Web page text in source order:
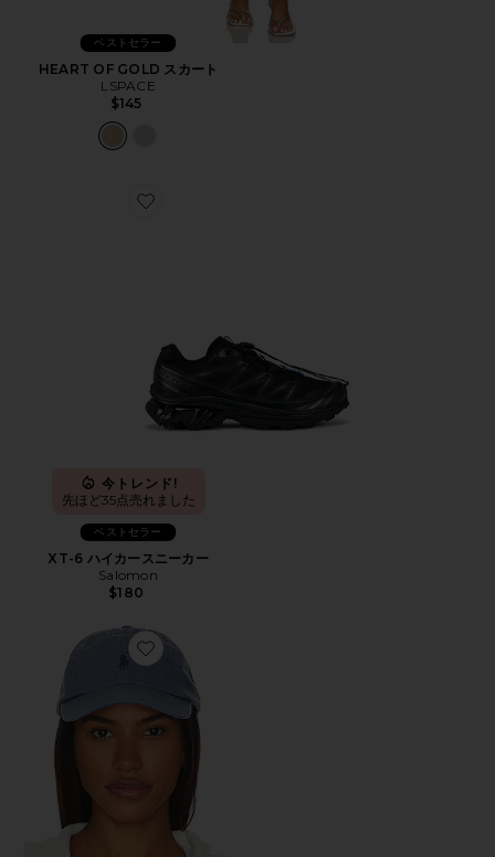
ベストセラー
HEART OF GOLD スカート
LSPACE
$145
Favorite XT-6 ハイカースニーカー
今トレンド!
先ほど35点売れました
ベストセラー
XT-6 ハイカースニーカー
Salomon
$180
Favorite ハット